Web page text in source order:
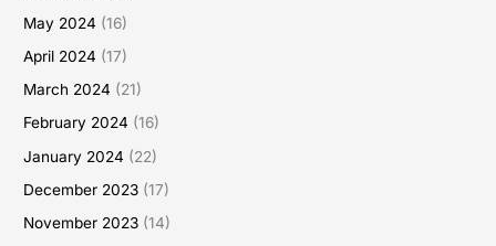
May 2024 (16)
April 2024 (17)
March 2024 (21)
February 2024 (16)
January 2024 (22)
December 2023 (17)
November 2023 (14)